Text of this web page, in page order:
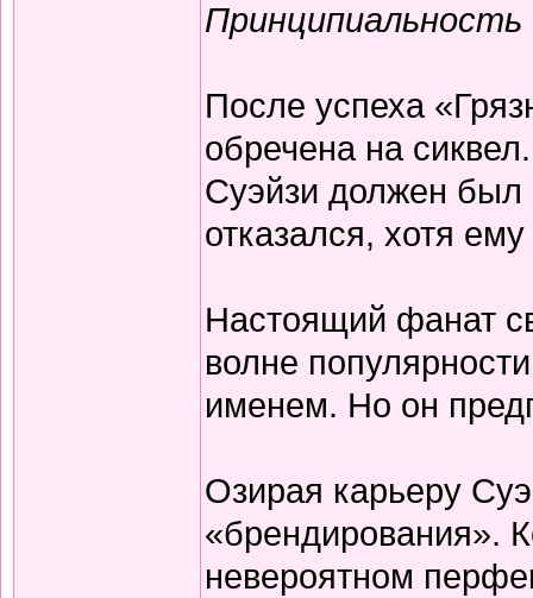
Принципиальность
После успеха
обречена на
Суэйзи должен был
отказался, хотя
Настоящий фанат
волне
именем. Но он
Озирая карьеру
«брендирования».
невероятном